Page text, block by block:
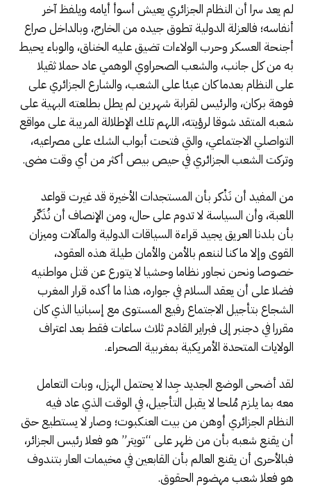
لم يعد سرا أن النظام الجزائري يعيش أسوأ أيامه ويلفظ آخر
أنفاسه؛ فالعزلة الدولية تطوق جيده من الخارج، وبالداخل صراع
أجنحة العسكر وحرب الولاءات تضيق عليه الخناق، والوباء يحيط
به من كل جانب، والشعب الصحراوي الوهمي عاد حملا ثقيلا
على النظام بعدما كان عبئا على الشعب، والشارع الجزائري على
فوهة بركان، والرئيس لقرابة شهرين لم يطل بطلعته البهية على
شعبه المتقد شوقا لرؤيته، اللهم تلك الإطلالة المريبة على مواقع
التواصلي الاجتماعي، والتي فتحت أبواب الشك على مصراعيه،
وتركت الشعب الجزائري في حيص بيص أكثر من أي وقت مضى.
من المفيد أن نَذْكر بأن المستجدات الأخيرة قد غيرت قواعد
اللعبة، وأن السياسة لا تدوم على حال، ومن الإنصاف أن نُذَكّر
بأن بلدنا العريق يجيد قراءة السياقات الدولية والمآلات وميزان
القوى وإلا ما كنا لننعم بالأمن والأمان طيلة هذه العقود،
خصوصا ونحن نجاور نظاما وحشيا لا يتورع عن قتل مواطنيه
فضلا على أن يعقد السلام في جواره، هذا ما أكده قرار المغرب
الشجاع بتأجيل الاجتماع رفيع المستوى مع إسبانيا الذي كان
مقررا في دجنبر إلى فبراير القادم ثلاث ساعات فقط بعد اعتراف
الولايات المتحدة الأمريكية بمغربية الصحراء.
لقد أضحى الوضع الجديد جِدا لا يحتمل الهزل، وبات التعامل
معه بما يلزم مُلحا لا يقبل التأجيل، في الوقت الذي عاد فيه
النظام الجزائري أوهن من بيت العنكبوت؛ وصار لا يستطيع حتى
أن يقنع شعبه بأن من ظهر على “تويتر” هو فعلا رئيس الجزائر،
فبالأحرى أن يقنع العالم بأن القابعين في مخيمات العار بتندوف
هو فعلا شعب مهضوم الحقوق.